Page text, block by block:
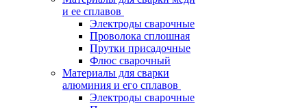
и ее сплавов
Электроды сварочные
Проволока сплошная
Прутки присадочные
Флюс сварочный
Материалы для сварки
алюминия и его сплавов
Электроды сварочные